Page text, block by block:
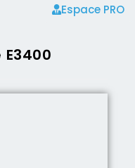
Espace PRO
E3400